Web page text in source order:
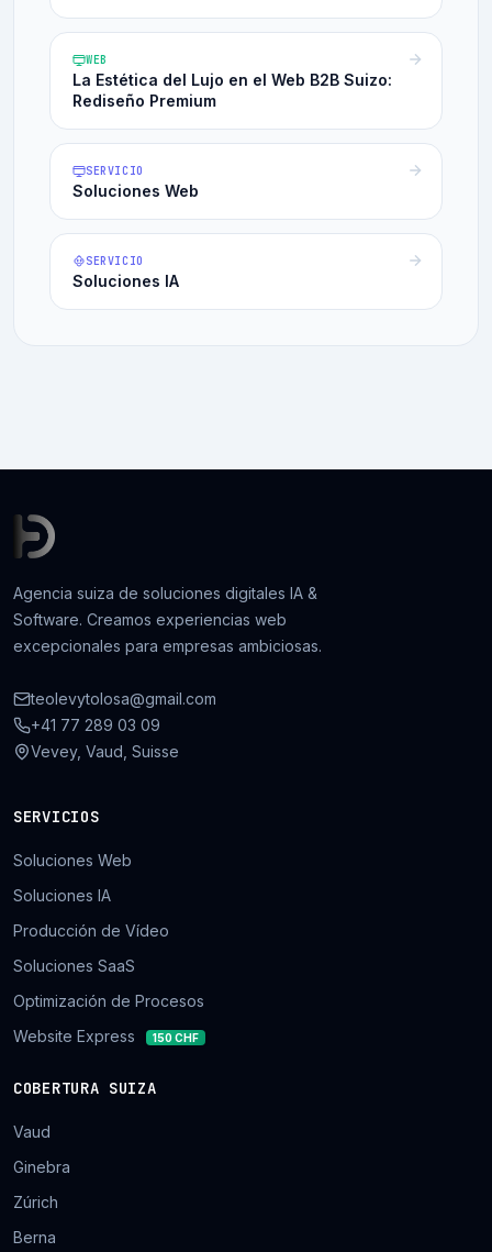
WEB
La Estética del Lujo en el Web B2B Suizo:
Rediseño Premium
SERVICIO
Soluciones Web
SERVICIO
Soluciones IA
Agencia suiza de soluciones digitales IA &
Software. Creamos experiencias web
excepcionales para empresas ambiciosas.
teolevytolosa@gmail.com
+41 77 289 03 09
Vevey, Vaud, Suisse
SERVICIOS
Soluciones Web
Soluciones IA
Producción de Vídeo
Soluciones SaaS
Optimización de Procesos
Website Express
150 CHF
COBERTURA SUIZA
Vaud
Ginebra
Zúrich
Berna